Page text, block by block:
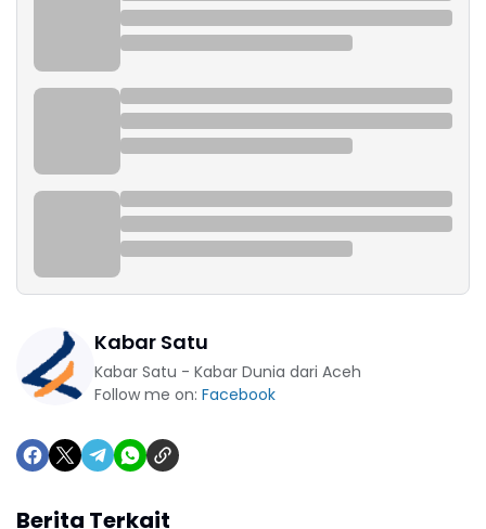
Kabar Satu
Kabar Satu - Kabar Dunia dari Aceh
Follow me on: Facebook
Berita Terkait